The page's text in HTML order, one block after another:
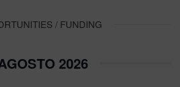
/ FUNDING
2026